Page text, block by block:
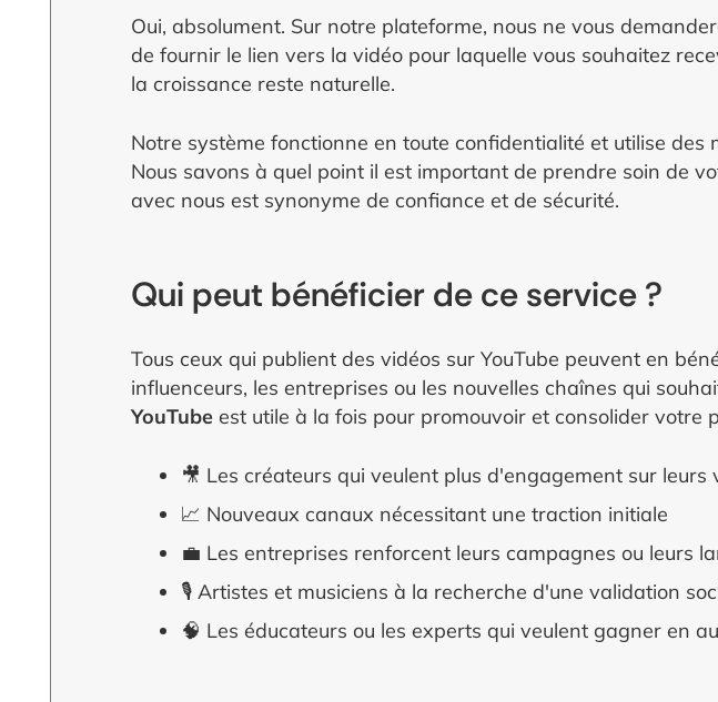
Oui, absolument. Sur notre plateforme, nous ne vous
de fournir le lien vers la vidéo pour laquelle vous souhaitez
la croissance reste naturelle.
Notre système fonctionne en toute confidentialité et utilise
Nous savons à quel point il est important de prendre soin de
avec nous est synonyme de confiance et de sécurité.
Qui peut bénéficier de ce service ?
Tous ceux qui publient des vidéos sur YouTube peuvent en
influenceurs, les entreprises ou les nouvelles chaînes qui
YouTube est utile à la fois pour promouvoir et consolider votre
🎥 Les créateurs qui veulent plus d'engagement sur leurs
📈 Nouveaux canaux nécessitant une traction initiale
💼 Les entreprises renforcent leurs campagnes ou leurs
🎙️ Artistes et musiciens à la recherche d'une validation
🧠 Les éducateurs ou les experts qui veulent gagner en